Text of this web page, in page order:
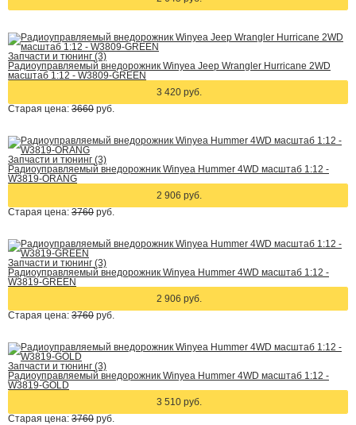
Запчасти и тюнинг (3)
Радиоуправляемый внедорожник Winyea Jeep Wrangler Hurricane 2WD
масштаб 1:12 - W3809-GREEN
3 420 руб.
Старая цена: 3660 руб.
Запчасти и тюнинг (3)
Радиоуправляемый внедорожник Winyea Hummer 4WD масштаб 1:12 -
W3819-ORANG
2 906 руб.
Старая цена: 3760 руб.
Запчасти и тюнинг (3)
Радиоуправляемый внедорожник Winyea Hummer 4WD масштаб 1:12 -
W3819-GREEN
2 906 руб.
Старая цена: 3760 руб.
Запчасти и тюнинг (3)
Радиоуправляемый внедорожник Winyea Hummer 4WD масштаб 1:12 -
W3819-GOLD
3 510 руб.
Старая цена: 3760 руб.